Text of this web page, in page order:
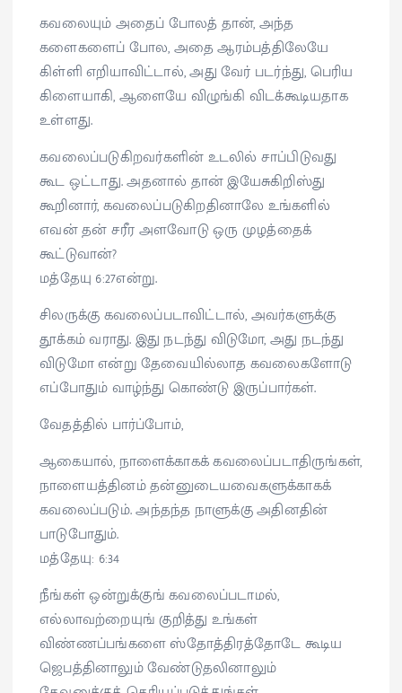
கவலையும் அதைப் போலத் தான், அந்த
களைகளைப் போல, அதை ஆரம்பத்திலேயே
கிள்ளி எறியாவிட்டால், அது வேர் படர்ந்து, பெரிய
கிளையாகி, ஆளையே விழுங்கி விடக்கூடியதாக
உள்ளது.
கவலைப்படுகிறவர்களின் உடலில் சாப்பிடுவது
கூட ஒட்டாது. அதனால் தான் இயேசுகிறிஸ்து
கூறினார், கவலைப்படுகிறதினாலே உங்களில்
எவன் தன் சரீர அளவோடு ஒரு முழத்தைக்
கூட்டுவான்?
மத்தேயு 6:27என்று.
சிலருக்கு கவலைப்படாவிட்டால், அவர்களுக்கு
தூக்கம் வராது. இது நடந்து விடுமோ, அது நடந்து
விடுமோ என்று தேவையில்லாத கவலைகளோடு
எப்போதும் வாழ்ந்து கொண்டு இருப்பார்கள்.
வேதத்தில் பார்ப்போம்,
ஆகையால், நாளைக்காகக் கவலைப்படாதிருங்கள்,
நாளையத்தினம் தன்னுடையவைகளுக்காகக்
கவலைப்படும். அந்தந்த நாளுக்கு அதினதின்
பாடுபோதும்.
மத்தேயு: 6:34
நீங்கள் ஒன்றுக்குங் கவலைப்படாமல்,
எல்லாவற்றையுங் குறித்து உங்கள்
விண்ணப்பங்களை ஸ்தோத்திரத்தோடே கூடிய
ஜெபத்தினாலும் வேண்டுதலினாலும்